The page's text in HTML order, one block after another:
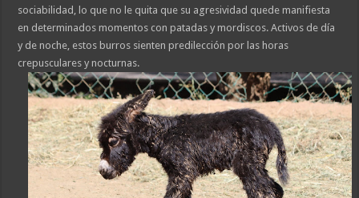
sociabilidad, lo que no le quita que su agresividad quede manifiesta
en determinados momentos con patadas y mordiscos. Activos de día
y de noche, estos burros sienten predilección por las horas
crepusculares y nocturnas.